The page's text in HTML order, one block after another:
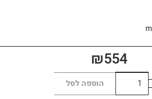
₪554
כמות
של
הוספה לסל